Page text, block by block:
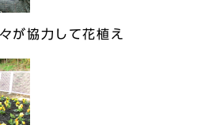
が協力して花植え